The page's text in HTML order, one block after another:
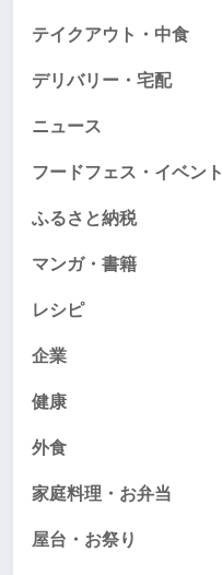
テイクアウト・中食
デリバリー・宅配
ニュース
フードフェス・イベント
ふるさと納税
マンガ・書籍
レシピ
企業
健康
外食
家庭料理・お弁当
屋台・お祭り